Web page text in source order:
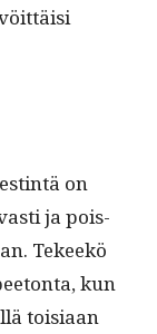
on
ja pois­
Tekeekö
kun
toisi­aan